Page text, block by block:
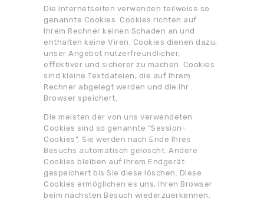
Die Internetseiten verwenden teilweise so
genannte Cookies. Cookies richten auf
Ihrem Rechner keinen Schaden an und
enthalten keine Viren. Cookies dienen dazu,
unser Angebot nutzerfreundlicher,
effektiver und sicherer zu machen. Cookies
sind kleine Textdateien, die auf Ihrem
Rechner abgelegt werden und die Ihr
Browser speichert.
Die meisten der von uns verwendeten
Cookies sind so genannte “Session-
Cookies”. Sie werden nach Ende Ihres
Besuchs automatisch gelöscht. Andere
Cookies bleiben auf Ihrem Endgerät
gespeichert bis Sie diese löschen. Diese
Cookies ermöglichen es uns, Ihren Browser
beim nächsten Besuch wiederzuerkennen.